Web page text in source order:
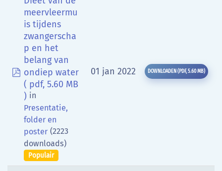
pdf
meervleermu
is tijdens
zwangerscha
p en het
belang van
ondiep water
( pdf, 5.60 MB
) in
Presentatie,
folder en
poster (2223
downloads)
Populair
01 jan 2022 DOWNLOADEN (PDF,5.60 MB)